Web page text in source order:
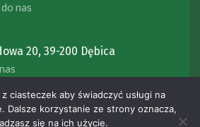
nas
20, 39-200 Dębica
Szkół Ekonomicznych ul. Ogrodowa 20
ciasteczek aby świadczyć usługi na
Dalsze korzystanie ze strony oznacza,
się na ich użycie.